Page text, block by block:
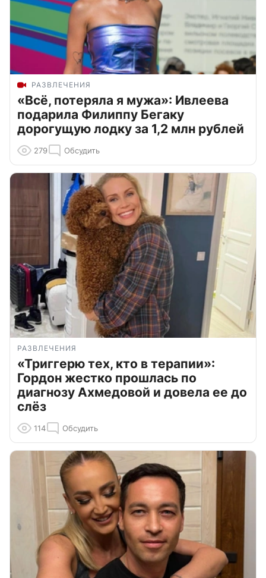
РАЗВЛЕЧЕНИЯ
«Всё, потеряла я мужа»: Ивлеева
подарила Филиппу Бегаку
дорогущую лодку за 1,2 млн рублей
279 Обсудить
РАЗВЛЕЧЕНИЯ
«Триггерю тех, кто в терапии»:
Гордон жестко прошлась по
диагнозу Ахмедовой и довела ее до
слёз
114 Обсудить